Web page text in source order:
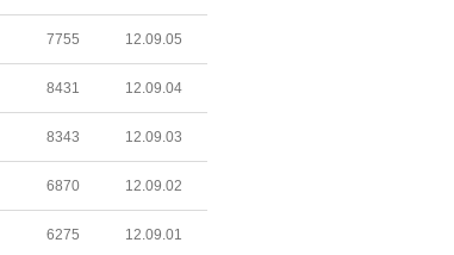
7755 12.09.05
8431 12.09.04
8343 12.09.03
6870 12.09.02
6275 12.09.01